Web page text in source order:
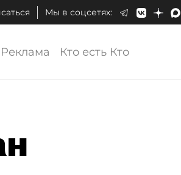
Мы в соцсетях:
Реклама Кто есть Кто